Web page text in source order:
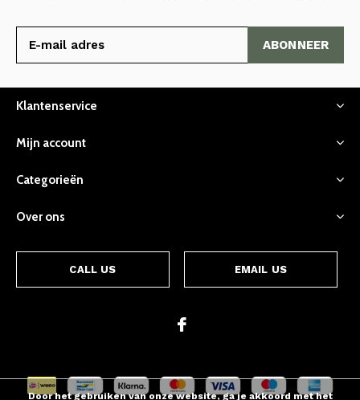
ABONNEER
Klantenservice
Mijn account
Categorieën
Over ons
CALL US EMAIL US
Door het gebruiken van onze website, ga je akkoord met het